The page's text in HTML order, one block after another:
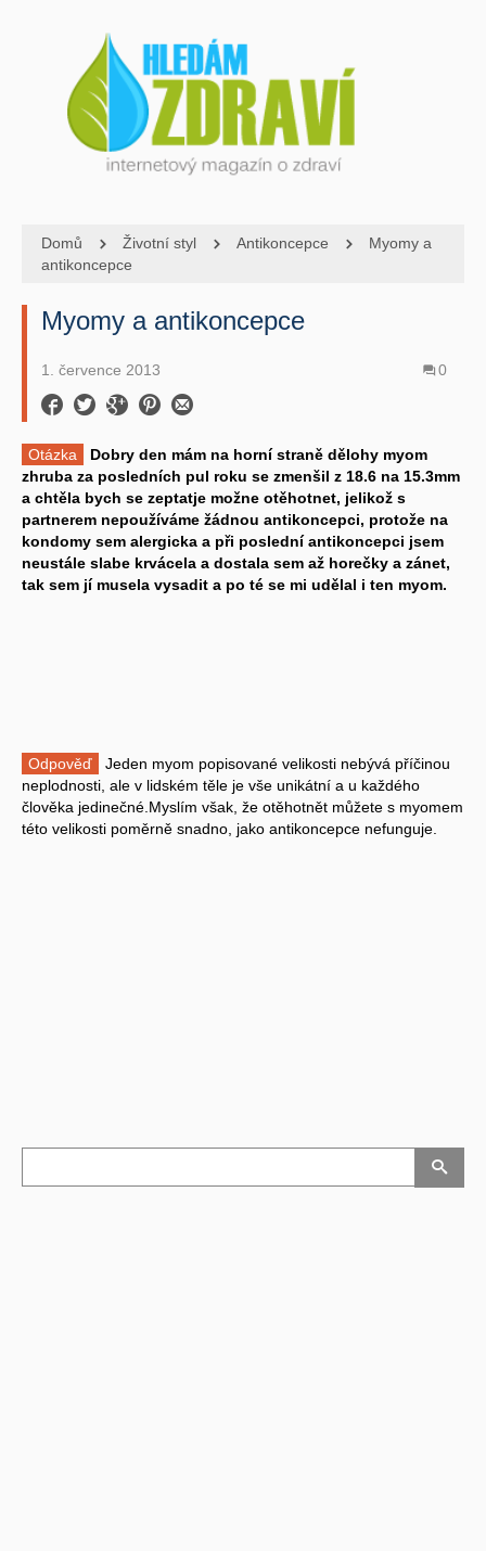
Domů Životní styl Antikoncepce
Myomy a
antikoncepce
Myomy a antikoncepce
1. července 2013 0
Otázka
Dobry den mám na horní straně dělohy myom
zhruba za posledních pul roku se zmenšil z 18.6 na 15.3mm
a chtěla bych se zeptatje možne otěhotnet, jelikož s
partnerem nepoužíváme žádnou antikoncepci, protože na
kondomy sem alergicka a při poslední antikoncepci jsem
neustále slabe krvácela a dostala sem až horečky a zánet,
tak sem jí musela vysadit a po té se mi udělal i ten myom.
Odpověď
Jeden myom popisované velikosti nebývá příčinou
neplodnosti, ale v lidském těle je vše unikátní a u každého
člověka jedinečné.Myslím však, že otěhotnět můžete s myomem
této velikosti poměrně snadno, jako antikoncepce nefunguje.